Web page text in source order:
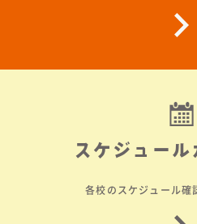
スケジュール
各校のスケジュール確